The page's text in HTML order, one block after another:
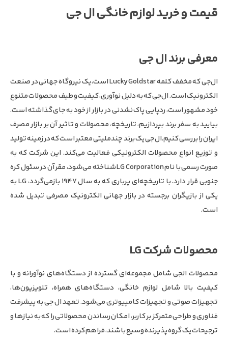
قیمت و خرید لوازم خانگی ال جی
معرفی برند ال جی
ال‌جی که مخفف کلمه Lucky Goldstar است، یک نیروگاه جهانی در صنعت
الکترونیک است. ال‌جی که به دلیل نوآوری، کیفیت و طیف محصولات متنوع
خود مشهور است، ردپایی پاک نشدنی در بازار از خود به جای گذاشته است.
بیایید به سفر برند بپردازیم، تاریخچه، محصولات و تاثیر آن بر بازار مصرف
ایران را بررسی کنیم.ال جی یک برند چندملیتی معتبر است که در زمینه تولید
و توزیع انواع محصولات الکترونیکی فعالیت می‌کند. این شرکت که به
صورت رسمی با نام LG Corporation شناخته می‌شود، مقر آن در سئول کره
جنوبی قرار دارد. با تاریخچه‌ای پرباری که به سال ۱۹۴۷ بازمی‌گردد، LG به
یکی از بازیگران برجسته در بازار جهانی الکترونیک مصرفی تبدیل شده
است.
محصولات شرکت LG
محصولات الجی شامل مجموعه‌ای گسترده از دستگاه‌های نوآورانه و با
کیفیت بالا شامل لوازم خانگی، دستگاه‌های همراه، تلویزیون‌ها،
تجهیزات صوتی و تجهیزات کامپیوتری می‌شود. تعهد ال جی به پیشرفت
فناوری و طراحی متمرکز بر کاربر، امکان رساندن محصولاتی را که به نیازها و
ترجیحات یک گروه پذیرنده وسیع باشند، فراهم کرده است.